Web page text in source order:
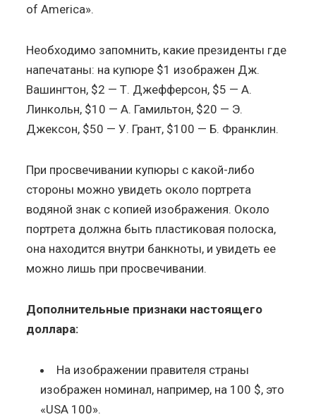
of America».
Необходимо запомнить, какие президенты где
напечатаны: на купюре $1 изображен Дж.
Вашингтон, $2 — Т. Джефферсон, $5 — А.
Линкольн, $10 — А. Гамильтон, $20 — Э.
Джексон, $50 — У. Грант, $100 — Б. Франклин.
При просвечивании купюры с какой-либо
стороны можно увидеть около портрета
водяной знак с копией изображения. Около
портрета должна быть пластиковая полоска,
она находится внутри банкноты, и увидеть ее
можно лишь при просвечивании.
Дополнительные признаки настоящего
доллара:
На изображении правителя страны
изображен номинал, например, на 100 $, это
«USA 100».